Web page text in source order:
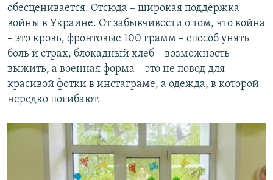
обесценивается. Отсюда – широкая поддержка
войны в Украине. От забывчивости о том, что война
– это кровь, фронтовые 100 грамм – способ унять
боль и страх, блокадный хлеб – возможность
выжить, а военная форма – это не повод для
красивой фотки в инстаграме, а одежда, в которой
нередко погибают.